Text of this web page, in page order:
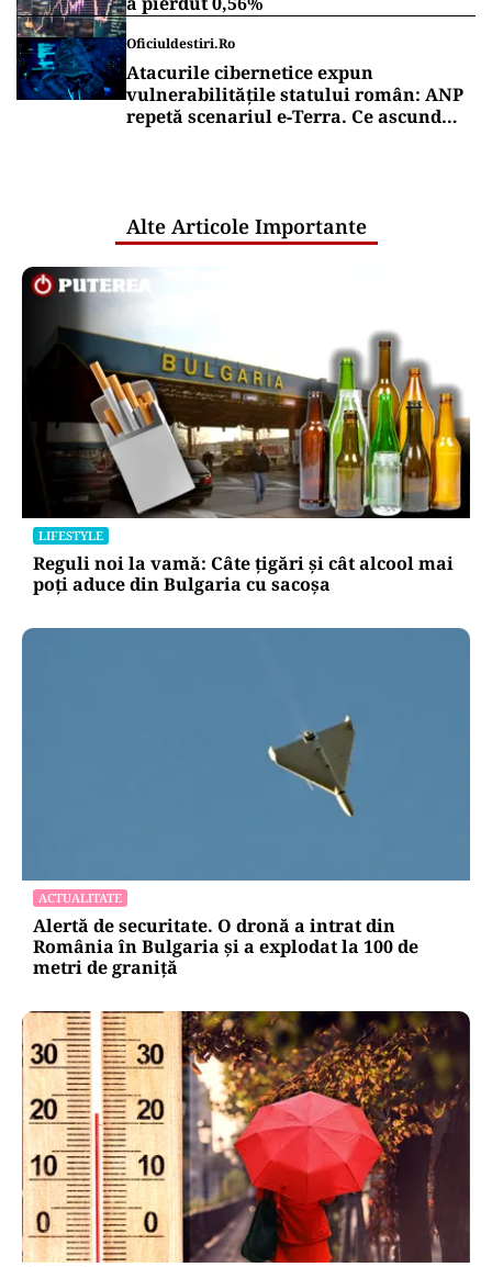
Oficiuldestiri.ro
Atacurile cibernetice expun
vulnerabilitățile statului român: ANP
repetă scenariul e‑Terra. Ce ascund
Alte Articole Importante
LIFESTYLE
Reguli noi la vamă: Câte țigări și cât alcool mai
poți aduce din Bulgaria cu sacoșa
ACTUALITATE
Alertă de securitate. O dronă a intrat din
România în Bulgaria şi a explodat la 100 de
metri de graniţă